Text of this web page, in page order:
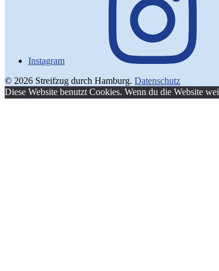
Instagram
© 2026 Streifzug durch Hamburg. Datenschutz
Diese Website benutzt Cookies. Wenn du die Website